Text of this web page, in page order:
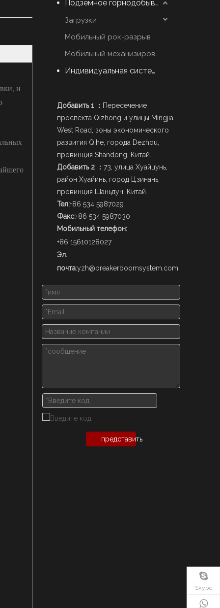
и
Подземное горнодобывающее оборудование
Загрузки
Мобильный рок-разрыв
Мобильный механизированный Scaler
Индивидуальная система стрел
Добавить 1 ： Пересечение
проспекта Qizhong и улицы Mingjia
West Road, зоны экономического
развития Qihe, города Dezhou,
провинция Shandong, Китай.
Добавить 2 ： 73, улица Хуайцунь,
район Хуайинь, город Цзинань,
провинция Шаньдун, Китай.
Тел:+86 534 5987029
Факс:+86 534 5987030
Мобильный телефон:
+86 15610128027
Эл.
почта:yzh@breakerboomsystem.com
представить
Skype